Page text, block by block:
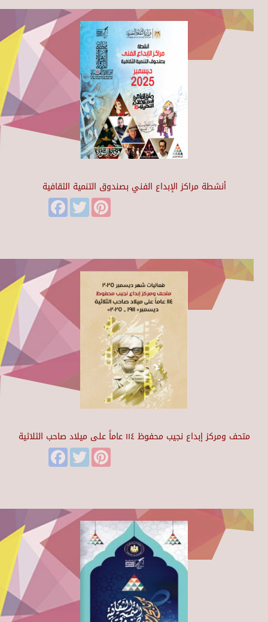
أنشطة مراكز الإبداع الفني بصندوق التنمية الثقافية
FacebookTwitter
متحف ومركز إبداع نجيب محفوظ ١١٤ عاماً على ميلاد صاحب الثلاثية
FacebookTwitter